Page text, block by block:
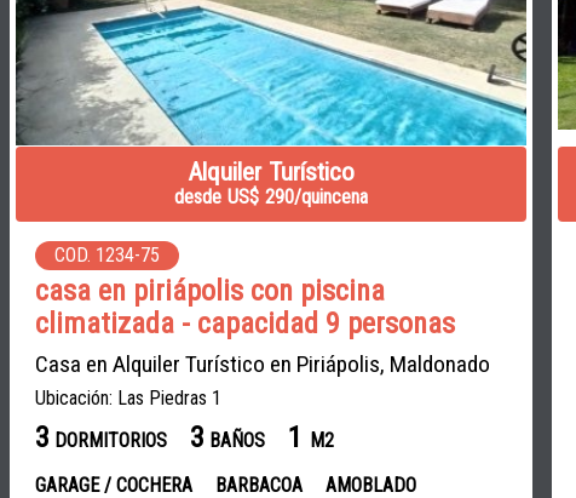
Alquiler Turístico
desde US$ 290/quincena
COD. 1234-75
casa en piriápolis con piscina
climatizada - capacidad 9 personas
Casa en Alquiler Turístico en Piriápolis, Maldonado
Ubicación: Las Piedras 1
3 DORMITORIOS 3 BAÑOS 1
M2
GARAGE / COCHERA
BARBACOA AMOBLADO